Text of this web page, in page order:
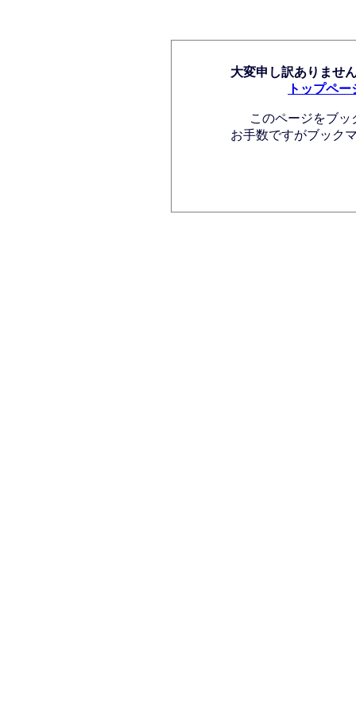
大変申し訳ありませ
トップペー
このページをブ
お手数ですがブック